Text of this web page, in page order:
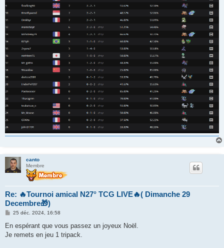
canto
Membre
Re: 🔥Tournoi amical N27° TCG LIVE🔥( Dimanche 29
Decembre🎁)
M
s
a
25 déc. 2024, 16:58
En espérant que vous passez un joyeux Noël.
Je remets en jeu 1 tripack.